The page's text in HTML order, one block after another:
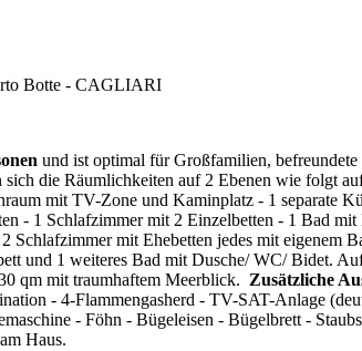
Botte - CAGLIARI
und ist optimal für Großfamilien,
die Räumlichkeiten auf 2 Ebenen wie folgt
mit TV-Zone und Kaminplatz - 1 separate
- 1 Schlafzimmer mit 2 Einzelbetten - 1 Bad
Schlafzimmer mit Ehebetten jedes mit eigenem
und 1 weiteres Bad mit Dusche/ WC/ Bidet.
qm mit traumhaftem Meerblick. Zusätzliche
- 4-Flammengasherd - TV-SAT-Anlage
- Föhn - Bügeleisen - Bügelbrett -
am Haus.